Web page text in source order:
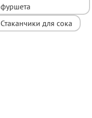
фуршета
Стаканчики для сока